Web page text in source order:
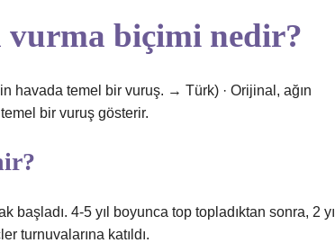
vurma biçimi nedir?
havada temel bir vuruş. → Türk) · Orijinal, ağın
bir vuruş gösterir.
başladı. 4-5 yıl boyunca top topladıktan sonra, 2 yıl
turnuvalarına katıldı.